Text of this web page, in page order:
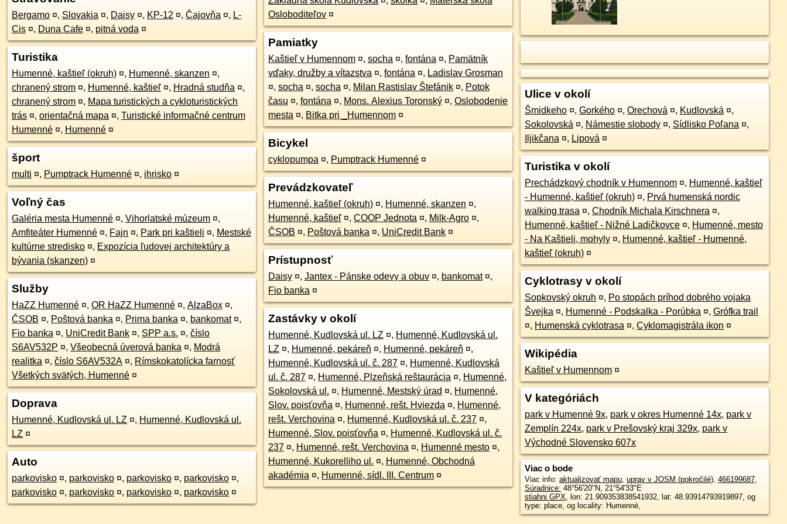
Bergamo ¤, Slovakia ¤, Daisy ¤, KP-12 ¤, Čajovňa ¤, L-
Cis ¤, Duna Cafe ¤, pitná voda ¤
Turistika
Humenné, kaštieľ (okruh) ¤, Humenné, skanzen ¤,
chranený strom ¤, Humenné, kaštieľ ¤, Hradná studňa ¤,
chranený strom ¤, Mapa turistických a cykloturistických
trás ¤, orientačná mapa ¤, Turistické informačné centrum
Humenné ¤, Humenné ¤
šport
multi ¤, Pumptrack Humenné ¤, ihrisko ¤
Voľný čas
Galéria mesta Humenné ¤, Vihorlatské múzeum ¤,
Amfiteáter Humenné ¤, Fajn ¤, Park pri kaštieli ¤, Mestské
kultúrne stredisko ¤, Expozícia ľudovej architektúry a
bývania (skanzen) ¤
Služby
HaZZ Humenné ¤, OR HaZZ Humenné ¤, AlzaBox ¤,
ČSOB ¤, Poštová banka ¤, Prima banka ¤, bankomat ¤,
Fio banka ¤, UniCredit Bank ¤, SPP a.s. ¤, číslo
S6AV532P ¤, Všeobecná úverová banka ¤, Modrá
realitka ¤, číslo S6AV532A ¤, Rímskokatolícka farnosť
Všetkých svätých, Humenné ¤
Doprava
Humenné, Kudlovská ul. LZ ¤, Humenné, Kudlovská ul.
LZ ¤
Auto
parkovisko ¤, parkovisko ¤, parkovisko ¤, parkovisko ¤,
parkovisko ¤, parkovisko ¤, parkovisko ¤, parkovisko ¤
Osloboditeľov ¤
Pamiatky
Kaštieľ v Humennom ¤, socha ¤, fontána ¤, Pamätník
vďaky, družby a vítazstva ¤, fontána ¤, Ladislav Grosman
¤, socha ¤, socha ¤, Milan Rastislav Štefánik ¤, Potok
času ¤, fontána ¤, Mons. Alexius Toronský ¤, Oslobodenie
mesta ¤, Bitka pri _Humennom ¤
Bicykel
cyklopumpa ¤, Pumptrack Humenné ¤
Prevádzkovateľ
Humenné, kaštieľ (okruh) ¤, Humenné, skanzen ¤,
Humenné, kaštieľ ¤, COOP Jednota ¤, Milk-Agro ¤,
ČSOB ¤, Poštová banka ¤, UniCredit Bank ¤
Prístupnosť
Daisy ¤, Jantex - Pánske odevy a obuv ¤, bankomat ¤,
Fio banka ¤
Zastávky v okolí
Humenné, Kudlovská ul. LZ ¤, Humenné, Kudlovská ul.
LZ ¤, Humenné, pekáreň ¤, Humenné, pekáreň ¤,
Humenné, Kudlovská ul. č. 287 ¤, Humenné, Kudlovská
ul. č. 287 ¤, Humenné, Plzeňská reštaurácia ¤, Humenné,
Sokolovská ul. ¤, Humenné, Mestský úrad ¤, Humenné,
Slov. poisťovňa ¤, Humenné, rešt. Hviezda ¤, Humenné,
rešt. Verchovina ¤, Humenné, Kudlovská ul. č. 237 ¤,
Humenné, Slov. poisťovňa ¤, Humenné, Kudlovská ul. č.
237 ¤, Humenné, rešt. Verchovina ¤, Humenné mesto ¤,
Humenné, Kukorelliho ul. ¤, Humenné, Obchodná
akadémia ¤, Humenné, sídl. III. Centrum ¤
Ulice v okolí
Šmidkeho ¤, Gorkého ¤, Orechová ¤, Kudlovská ¤,
Sokolovská ¤, Námestie slobody ¤, Sídlisko Poľana ¤,
Iljikčana ¤, Lipová ¤
Turistika v okolí
Prechádzkový chodník v Humennom ¤, Humenné, kaštieľ
- Humenné, kaštieľ (okruh) ¤, Prvá humenská nordic
walking trasa ¤, Chodník Michala Kirschnera ¤,
Humenné, kaštieľ - Nižné Ladičkovce ¤, Humenné, mesto
- Na Kaštieli, mohyly ¤, Humenné, kaštieľ - Humenné,
kaštieľ (okruh) ¤
Cyklotrasy v okolí
Sopkovský okruh ¤, Po stopách príhod dobrého vojaka
Švejka ¤, Humenné - Podskalka - Porúbka ¤, Grófka trail
¤, Humenská cyklotrasa ¤, Cyklomagistrála ikon ¤
Wikipédia
Kaštieľ v Humennom ¤
V kategóriách
park v Humenné 9x, park v okres Humenné 14x, park v
Zemplín 224x, park v Prešovský kraj 329x, park v
Východné Slovensko 607x
Viac o bode
Viac info: aktualizovať mapu, uprav v JOSM (pokročilé), 466199687,
Súradnice: 48°56'20"N, 21°54'33"E
stiahni GPX, lon: 21.909353838541932, lat: 48.93914793919897, og
type: place, og locality: Humenné,